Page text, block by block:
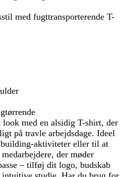
med fugttransporterende T-
med en alsidig T-shirt, der
på travle arbejdsdage. Ideel
aktiviteter eller til at
der møder
– tilføj dit logo, budskab